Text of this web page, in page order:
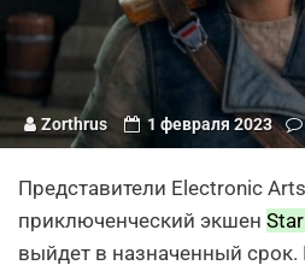
Zorthrus 1 февраля 2023
Представители Electronic
приключенческий экшен
выйдет в назначенный срок.